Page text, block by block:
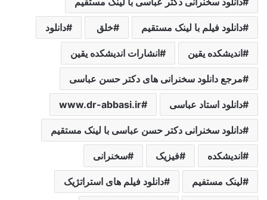
دانلود فیلم با لینک مستقیم خلق ‌ دانلود
اندیشکده یقین انشارات اندیشکده یقین
مرجع دانلود سخنرانی های دکتر حسن عباسی
دانلود استاد عباسی www.dr-abbasi.ir
دانلود سخنرانی دکتر حسن عباسی با لینک مستقیم
اندیشکده فیزیک سخنرانی
لینک مستفیم دانلود فیلم های استراتژیک